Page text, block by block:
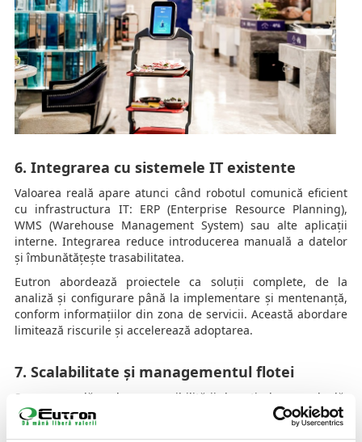
6. Integrarea cu sistemele IT existente
Valoarea reală apare atunci când robotul comunică eficient
cu infrastructura IT: ERP (Enterprise Resource Planning),
WMS (Warehouse Management System) sau alte aplicații
interne. Integrarea reduce introducerea manuală a datelor
și îmbunătățește trasabilitatea.
Eutron abordează proiectele ca soluții complete, de la
analiză și configurare până la implementare și mentenanță,
conform informațiilor din zona de servicii. Această abordare
limitează riscurile și accelerează adoptarea.
7. Scalabilitate și managementul flotei
Se recomandă evaluarea posibilității de extindere graduală.
Sistemele de Fleet Management permit:
alocarea automată a sarcinilor;